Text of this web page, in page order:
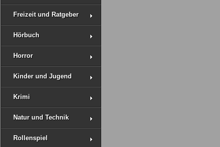
Freizeit und Ratgeber
Hörbuch
Horror
Kinder und Jugend
Krimi
Natur und Technik
Rollenspiel